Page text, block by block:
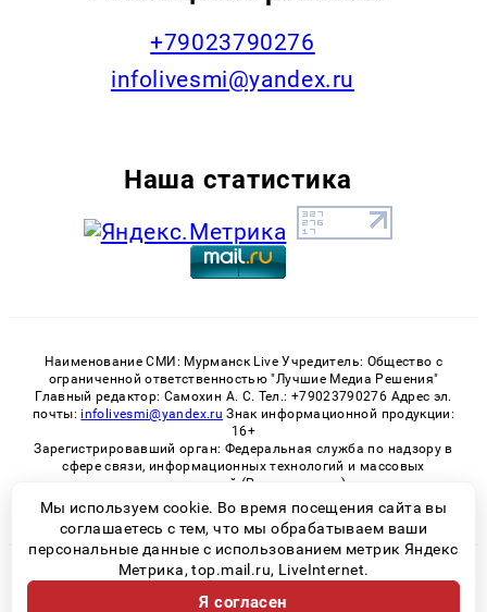
+79023790276
infolivesmi@yandex.ru
Наша статистика
Наименование СМИ: Мурманск Live Учредитель: Общество с
ограниченной ответственностью "Лучшие Медиа Решения"
Главный редактор: Самохин А. С. Тел.: +79023790276 Адрес эл.
почты: infolivesmi@yandex.ru Знак информационной продукции:
16+
Зарегистрировавший орган: Федеральная служба по надзору в
сфере связи, информационных технологий и массовых
коммуникаций (Роскомнадзор)
Регистрационный номер СМИ ЭЛ № ФС 77 - 82534 от 21.01.2022
© 2026 «Murmansk-live» | Все права защищены
Возрастная категория сайта 16+
Мы используем cookie. Во время посещения сайта вы
соглашаетесь с тем, что мы обрабатываем ваши
персональные данные с использованием метрик Яндекс
Метрика, top.mail.ru, LiveInternet.
Я согласен